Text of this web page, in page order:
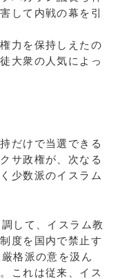
して内戦の幕を引
力を保持しえたの
大衆の人気によっ
だけで当選できる
サ政権が、次なる
少数派のイスラム
して、イスラム教
度を国内で禁止す
格派の意を汲ん
これは従来、イス